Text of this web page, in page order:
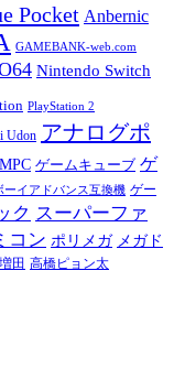
Pocket Anbernic
GAMEBANK-web.com
Nintendo Switch
PlayStation 2
Udon アナログポ
ゲームキューブ ゲ
ーイアドバンス互換機 ゲー
ク スーパーファ
コン ポリメガ メガド
田 高橋ピョン太